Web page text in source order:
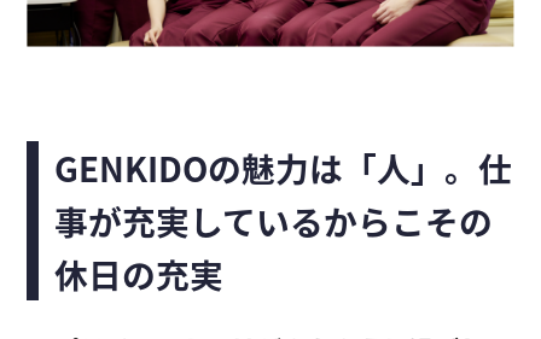
GENKIDOの魅力は「人」。仕
事が充実しているからこその
休日の充実